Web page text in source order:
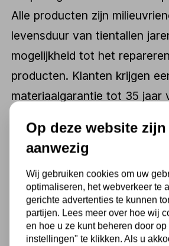
Alle producten zijn
levensduur van tientallen
mogelijkheid tot het
producten. Klanten krijgen
materiaalgarantie tot 35 jaar
gerecycled kan worden. Een
aspect van
de producten zelf. De tanks
CEMO aanbiedt zijn
te voorkomen, waardoor
dat vloeistoffen zoals olie
Op deze website
aanwezig
Wij gebruiken cookies om uw
optimaliseren, het webverkeer te
gerichte advertenties te kunnen
partijen. Lees meer over hoe wij
en hoe u ze kunt beheren door
instellingen" te klikken. Als u